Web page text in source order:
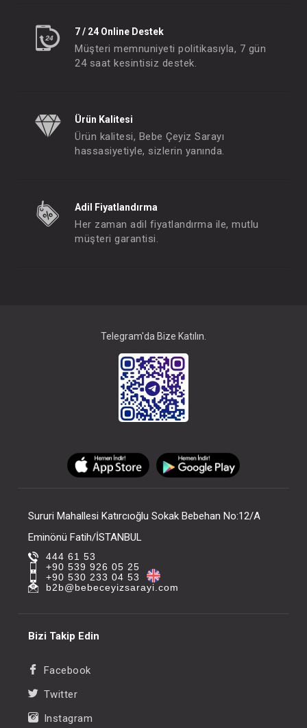
7 / 24 Online Destek
Müşteri memnuniyeti politikasıyla, 7 gün
24 saat kesintisiz destek.
Ürün Kalitesi
Ürün kalitesi, Bebe Çeyiz Sarayı
hassasiyetiyle, sizlerin yanında.
Adil Fiyatlandırma
Her zaman adil fiyatlandırma ile, mutlu
müşteri garantisi.
Telegram'da Bize Katılın.
Sururi Mahallesi Katırcıoğlu Sokak Bebehan No:12/A
Eminönü Fatih/İSTANBUL
444 61 53
+90 539 926 05 25
+90 530 233 04 53
b2b@bebeceyizsarayi.com
Bizi Takip Edin
Facebook
Twitter
Instagram